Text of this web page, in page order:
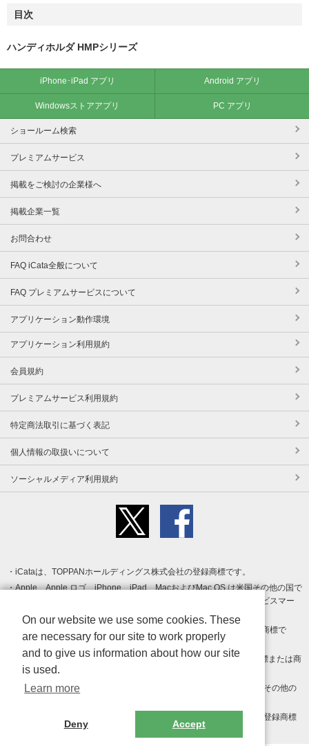
目次
ハンディホルダ HMPシリーズ
iPhone･iPad アプリ Android アプリ
Windowsストアアプリ PC アプリ
ショールーム検索
プレミアムサービス
掲載をご検討の企業様へ
掲載企業一覧
お問合わせ
FAQ iCata全般について
FAQ プレミアムサービスについて
アプリケーション動作環境
アプリケーション利用規約
会員規約
プレミアムサービス利用規約
特定商法取引に基づく表記
個人情報の取扱いについて
ソーシャルメディア利用規約
iCataは、TOPPANホールディングス株式会社の登録商標です。
Apple、Apple ロゴ、iPhone、iPad、MacおよびMac OS は米国その他の国で
登録された Apple Inc. の商標です。App Store は Apple Inc. のサービスマー
クです。
Android、Google Play および Google Play ロゴ は Google LLC の商標で
す。
Windows は Microsoft Inc.の米国およびその他の国における登録商標または商
標です。
Adobe、Adobe Reader、Adobe PDF は、Adobe Inc.の米国およびその他の
その他、記載されている会社名、商品名、ロゴは各社の商標または登録商標
On our website we use some cookies. These
are necessary for our site to work properly
and to give us information about how our site
is used.
Learn more
Deny Accept